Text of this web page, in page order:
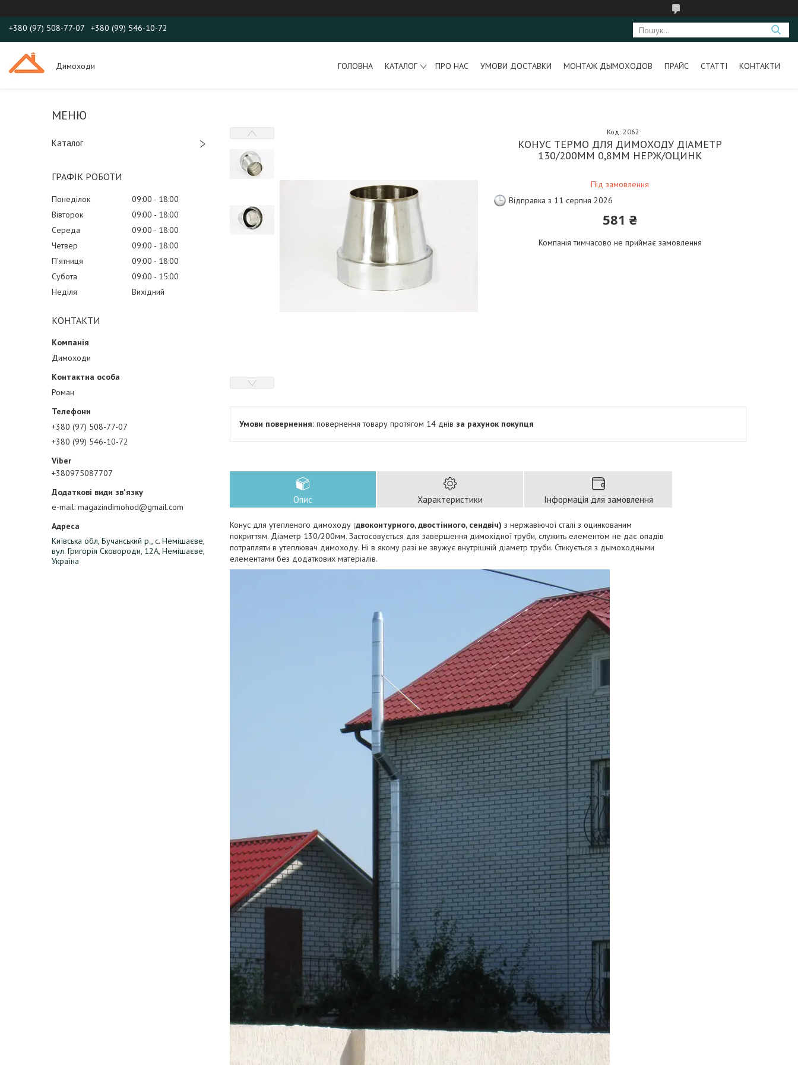
+380 (97) 508-77-07 +380 (99) 546-10-72
Димоходи ГОЛОВНА КАТАЛОГ ПРО НАС УМОВИ ДОСТАВКИ МОНТАЖ ДЫМОХОДОВ ПРАЙС СТАТТІ КОНТАКТИ
Каталог
ГРАФІК РОБОТИ
Понеділок 09:00
18:00
Вівторок
09:00
18:00
Середа
09:00
18:00
Четвер
09:00
18:00
Пʼятниця
09:00
18:00
Субота
09:00
15:00
Неділя
Вихідний
КОНТАКТИ
Димоходи
Роман
+380 (97) 508-77-07
+380 (99) 546-10-72
+380975087707
e-mail magazindimohod@gmail.com
Київська обл, Бучанський р., с. Немішаєве,
вул. Григорія Сковороди, 12А, Немішаєве,
Україна
КОНУС ТЕРМО ДЛЯ ДИМОХОДУ ДІАМЕТР
130/200ММ 0,8ММ НЕРЖ/ОЦИНК
Під замовлення
Код: 2062
Відправка з 11 серпня 2026
581 ₴
Компанія тимчасово не приймає замовлення
повернення товару протягом 14 днів за рахунок покупця
Опис Характеристики Інформація для замовлення
Конус для утепленого димоходу (двоконтурного,двостінного, сендвіч) з нержавіючої сталі з оцинкованим
покриттям. Діаметр 130/200мм. Застосовується для завершення димохідної труби, служить елементом не дає опадів
потрапляти в утеплювач димоходу. Ні в якому разі не звужує внутрішній діаметр труби. Стикується з дымоходными
елементами без додаткових матеріалів.